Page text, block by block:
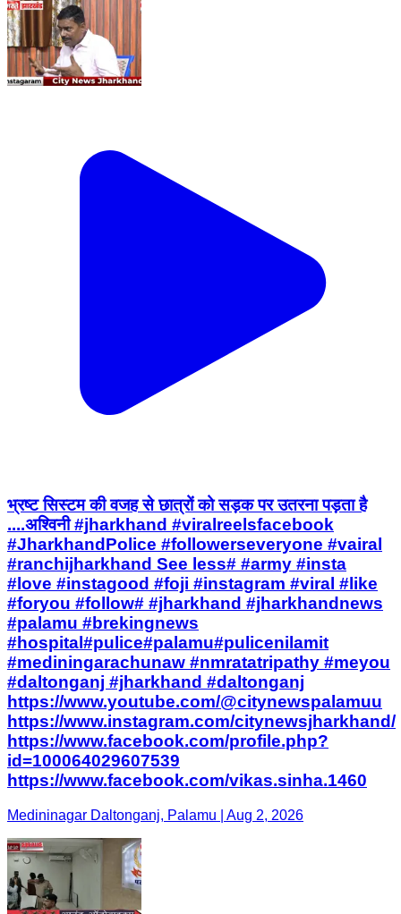
भ्रष्ट सिस्टम की वजह से छात्रों को सड़क पर उतरना पड़ता है
....अश्विनी #jharkhand #viralreelsfacebook
#JharkhandPolice #followerseveryone #vairal
#ranchijharkhand See less# #army #insta
#love #instagood #foji #instagram #viral #like
#foryou #follow# #jharkhand #jharkhandnews
#palamu #brekingnews
#hospital#pulice#palamu#pulicenilamit
#mediningarachunaw #nmratatripathy #meyou
#daltonganj #jharkhand #daltonganj
https://www.youtube.com/@citynewspalamuu
https://www.instagram.com/citynewsjharkhand/
https://www.facebook.com/profile.php?
id=100064029607539
https://www.facebook.com/vikas.sinha.1460
Medininagar Daltonganj, Palamu | Aug 2, 2026